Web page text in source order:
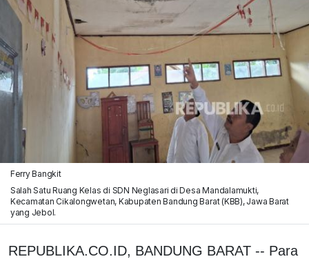
Ferry Bangkit
Salah Satu Ruang Kelas di SDN Neglasari di Desa Mandalamukti,
Kecamatan Cikalongwetan, Kabupaten Bandung Barat (KBB), Jawa Barat
yang Jebol.
REPUBLIKA.CO.ID, BANDUNG BARAT -- Para